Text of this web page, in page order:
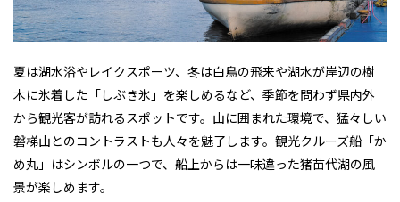
夏は湖水浴やレイクスポーツ、冬は白鳥の飛来や湖水が岸辺の樹
木に氷着した「しぶき氷」を楽しめるなど、季節を問わず県内外
から観光客が訪れるスポットです。山に囲まれた環境で、猛々しい
磐梯山とのコントラストも人々を魅了します。観光クルーズ船「か
め丸」はシンボルの一つで、船上からは一味違った猪苗代湖の風
景が楽しめます。